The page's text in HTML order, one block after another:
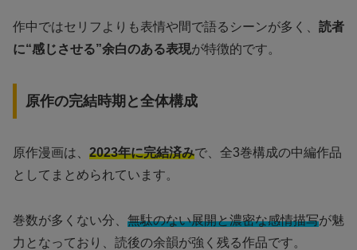
作中ではセリフよりも表情や間で語るシーンが多く、 読者
に“感じさせる”余白のある表現が特徴的です。
原作の完結時期と全体構成
原作漫画は、 2023年に完結済みで、全3巻構成の中編作品
としてまとめられています。
巻数が多くない分、 無駄のない展開と濃密な感情描写が魅
力となっており、読後の余韻が強く残る作品です。